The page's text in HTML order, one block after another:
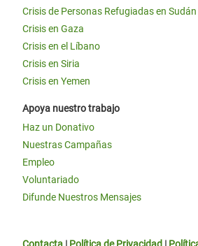
Crisis de Personas Refugiadas en Sudán
Crisis en Gaza
Crisis en el Líbano
Crisis en Siria
Crisis en Yemen
Apoya nuestro trabajo
Haz un Donativo
Nuestras Campañas
Empleo
Voluntariado
Difunde Nuestros Mensajes
Contacta | Política de Privacidad |